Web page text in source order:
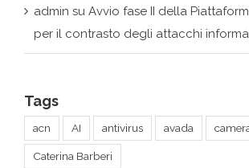
Tags
Comitato europeo per la protezione dei dati
Conferenza per protezione dei dati